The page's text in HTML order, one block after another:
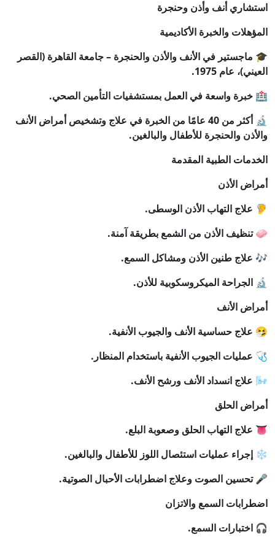
استشاري أنف وأذن وحنجرة
المؤهلات والخبرة الأكاديمية
🎓 ماجستير في الأنف والأذن والحنجرة – جامعة القاهرة (القصر
العيني)، عام 1975.
🏥 خبرة واسعة في العمل بمستشفيات التأمين الصحي.
🔬 أكثر من 40 عامًا من الخبرة في علاج وتشخيص أمراض الأنف
والأذن والحنجرة للأطفال والبالغين.
الخدمات الطبية المقدمة
أمراض الأذن
🦻 علاج التهاب الأذن الوسطى.
🧼 تنظيف الأذن من الشمع بطريقة آمنة.
🎶 علاج طنين الأذن ومشاكل السمع.
🔬 الجراحة الميكروسكوبية للأذن.
أمراض الأنف
🤧 علاج حساسية الأنف والجيوب الأنفية.
🩺 عمليات الجيوب الأنفية باستخدام المنظار.
🌬️ علاج انسداد الأنف ورشح الأنف.
أمراض الحلق
👅 علاج التهاب الحلق وصعوبة البلع.
❄️ إجراء عمليات استئصال اللوز للأطفال والبالغين.
🎤 تحسين الصوت وعلاج اضطرابات الأحبال الصوتية.
اضطرابات السمع والاتزان
🎧 اختبارات السمع.